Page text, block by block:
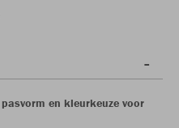
en kleurkeuze voor